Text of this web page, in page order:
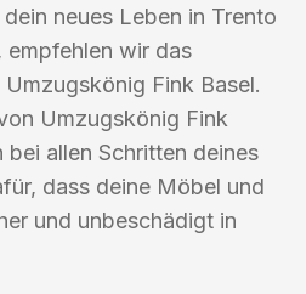
neues Leben in Trento
empfehlen wir das
Fink Basel.
Umzugskönig Fink
allen Schritten deines
dass deine Möbel und
und unbeschädigt in